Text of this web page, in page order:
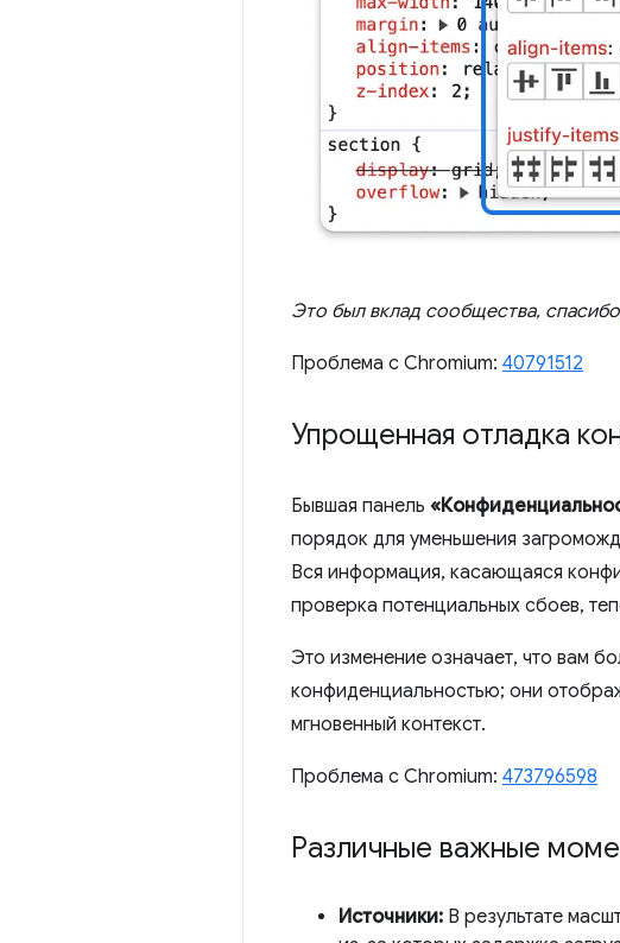
Это был вклад сообщества, спасибо
Проблема с Chromium: 40791512
Упрощенная отладка
Бывшая панель
порядок для уменьшения
Вся информация, касающаяся
проверка потенциальных сбоев,
Это изменение означает, что вам
конфиденциальностью; они
мгновенный контекст.
Проблема с Chromium: 473796598
Различные важные
Источники: В результате